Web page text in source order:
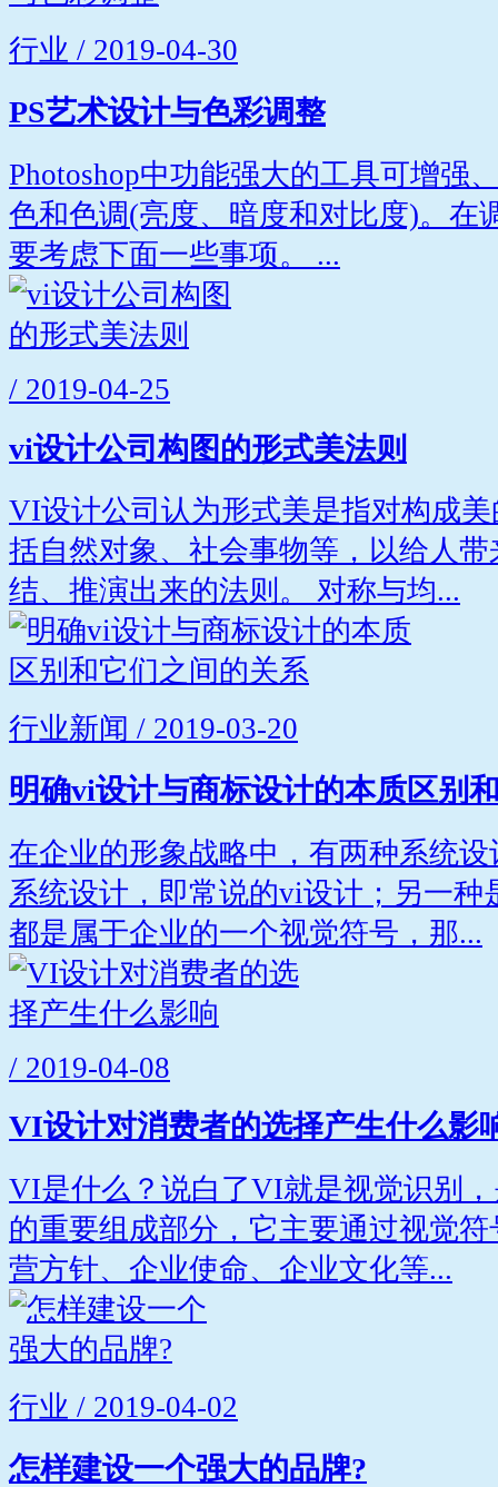
行业 / 2019-04-30
PS艺术设计与色彩调整
Photoshop中功能强大的工具可增强
色和色调(亮度、暗度和对比度)。在
要考虑下面一些事项。 ...
/ 2019-04-25
vi设计公司构图的形式美法则
VI设计公司认为形式美是指对构成
括自然对象、社会事物等，以给人
结、推演出来的法则。 对称与均...
行业新闻 / 2019-03-20
明确vi设计与商标设计的本质区别
在企业的形象战略中，有两种系统
系统设计，即常说的vi设计；另一种
都是属于企业的一个视觉符号，那...
/ 2019-04-08
VI设计对消费者的选择产生什么影
VI是什么？说白了VI就是视觉识别
的重要组成部分，它主要通过视觉
营方针、企业使命、企业文化等...
行业 / 2019-04-02
怎样建设一个强大的品牌?